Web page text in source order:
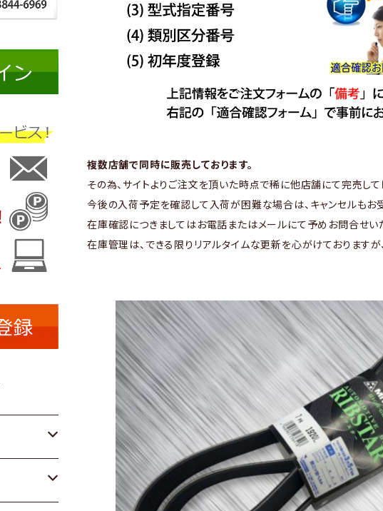
複数店舗で同時に販売しております。
その為、サイトよりご注文を頂いた時点で稀に他店舗にて完売して
今後の入荷予定を確認して入荷が困難な場合は、キャンセルもお
在庫確認につきましてはお電話またはメールにて予めお問合せい
在庫管理は、できる限りリアルタイムな更新を心がけております